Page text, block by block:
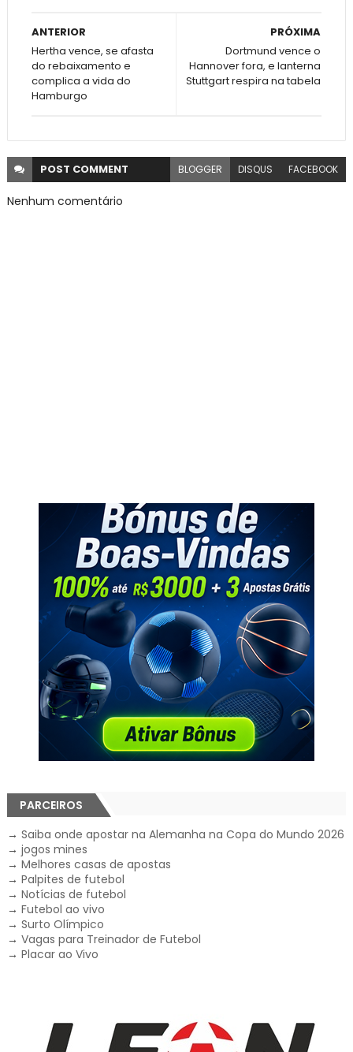
PRÓXIMA
Dortmund vence o
Hannover fora, e lanterna
Stuttgart respira na tabela
ANTERIOR
Hertha vence, se afasta
do rebaixamento e
complica a vida do
Hamburgo
POST COMMENT BLOGGER DISQUS FACEBOOK
Nenhum comentário
PARCEIROS
→ Saiba onde apostar na Alemanha na Copa do Mundo 2026
→ jogos mines
→ Melhores casas de apostas
→ Palpites de futebol
→ Notícias de futebol
→ Futebol ao vivo
→ Surto Olímpico
→ Vagas para Treinador de Futebol
→ Placar ao Vivo